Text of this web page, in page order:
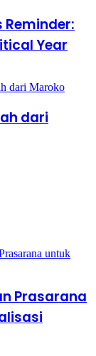
Reminder:
Year
dari
Prasarana